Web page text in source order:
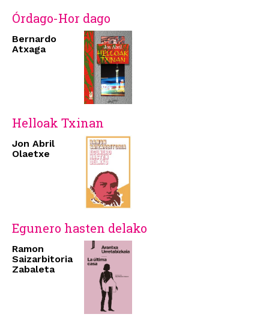
Órdago-Hor dago
Bernardo
Atxaga
Helloak Txinan
Jon Abril
Olaetxe
Egunero hasten delako
Ramon
Saizarbitoria
Zabaleta